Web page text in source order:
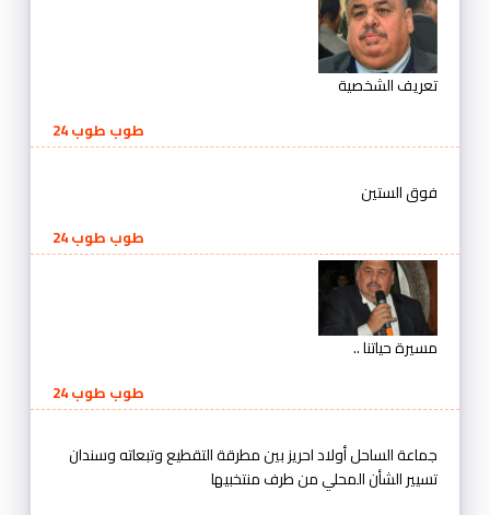
تعريف الشخصية
طوب طوب 24
فوق الستين
طوب طوب 24
مسيرة حياتنا ..
طوب طوب 24
جماعة الساحل أولاد احريز بين مطرقة التقطيع وتبعاته وسندان
تسيير الشأن المحلي من طرف منتخبيها